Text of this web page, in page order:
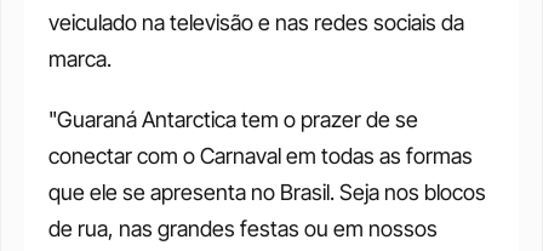
veiculado na televisão e nas redes sociais da
marca.
"Guaraná Antarctica tem o prazer de se
conectar com o Carnaval em todas as formas
que ele se apresenta no Brasil. Seja nos blocos
de rua, nas grandes festas ou em nossos